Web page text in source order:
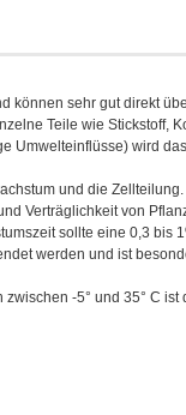
können sehr gut direkt
Teile wie Stickstoff,
Umwelteinflüsse) wird
und die
Verträglichkeit von
sollte eine 0,3 bis
werden und ist
-5° und 35° C